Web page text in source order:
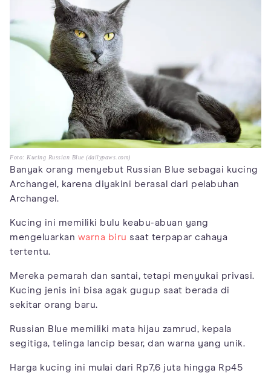
Foto: Kucing Russian Blue (dailypaws.com)
Banyak orang menyebut Russian Blue sebagai kucing
Archangel, karena diyakini berasal dari pelabuhan
Archangel.
Kucing ini memiliki bulu keabu-abuan yang
mengeluarkan warna biru saat terpapar cahaya
tertentu.
Mereka pemarah dan santai, tetapi menyukai privasi.
Kucing jenis ini bisa agak gugup saat berada di
sekitar orang baru.
Russian Blue memiliki mata hijau zamrud, kepala
segitiga, telinga lancip besar, dan warna yang unik.
Harga kucing ini mulai dari Rp7,6 juta hingga Rp45